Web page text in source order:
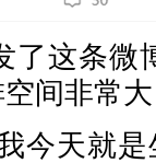
这条微
间非常大
天就是